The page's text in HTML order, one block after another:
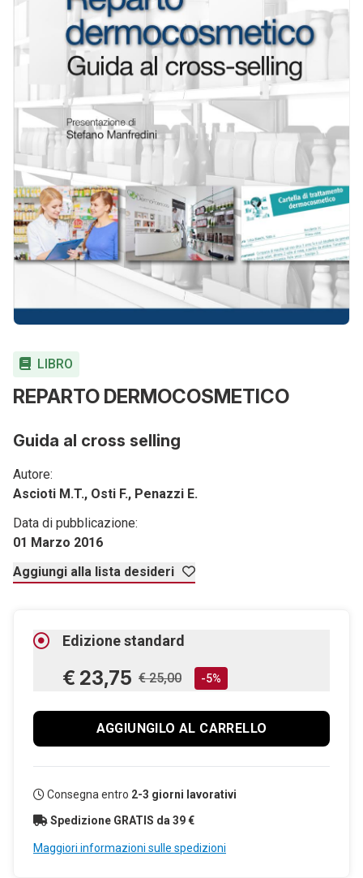
LIBRO
REPARTO DERMOCOSMETICO
Guida al cross selling
Autore:
Ascioti M.T., Osti F., Penazzi E.
Data di pubblicazione:
01 Marzo 2016
Aggiungi alla lista desideri
Edizione standard
€ 23,75 € 25,00 -5%
AGGIUNGILO AL CARRELLO
Consegna entro 2-3 giorni lavorativi
Spedizione GRATIS da 39 €
Maggiori informazioni sulle spedizioni